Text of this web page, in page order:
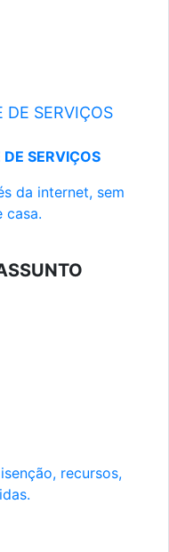
DE SERVIÇOS
SERVIÇOS
da internet, sem
casa.
recursos,